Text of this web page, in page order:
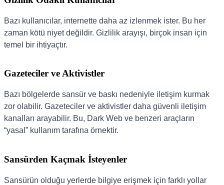
Bazı kullanıcılar, internette daha az izlenmek ister. Bu her
zaman kötü niyet değildir. Gizlilik arayışı, birçok insan için
temel bir ihtiyaçtır.
Gazeteciler ve Aktivistler
Bazı bölgelerde sansür ve baskı nedeniyle iletişim kurmak
zor olabilir. Gazeteciler ve aktivistler daha güvenli iletişim
kanalları arayabilir. Bu, Dark Web ve benzeri araçların
“yasal” kullanım tarafına örnektir.
Sansürden Kaçmak İsteyenler
Sansürün olduğu yerlerde bilgiye erişmek için farklı yollar